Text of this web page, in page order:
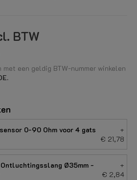
BTW
een geldig BTW-nummer winkelen
0-90 Ohm voor 4 gats
+
€ 21,78
Ø35mm -
+
€ 2,84